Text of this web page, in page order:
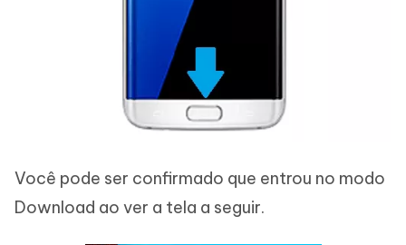
Você pode ser confirmado que entrou no modo
Download ao ver a tela a seguir.